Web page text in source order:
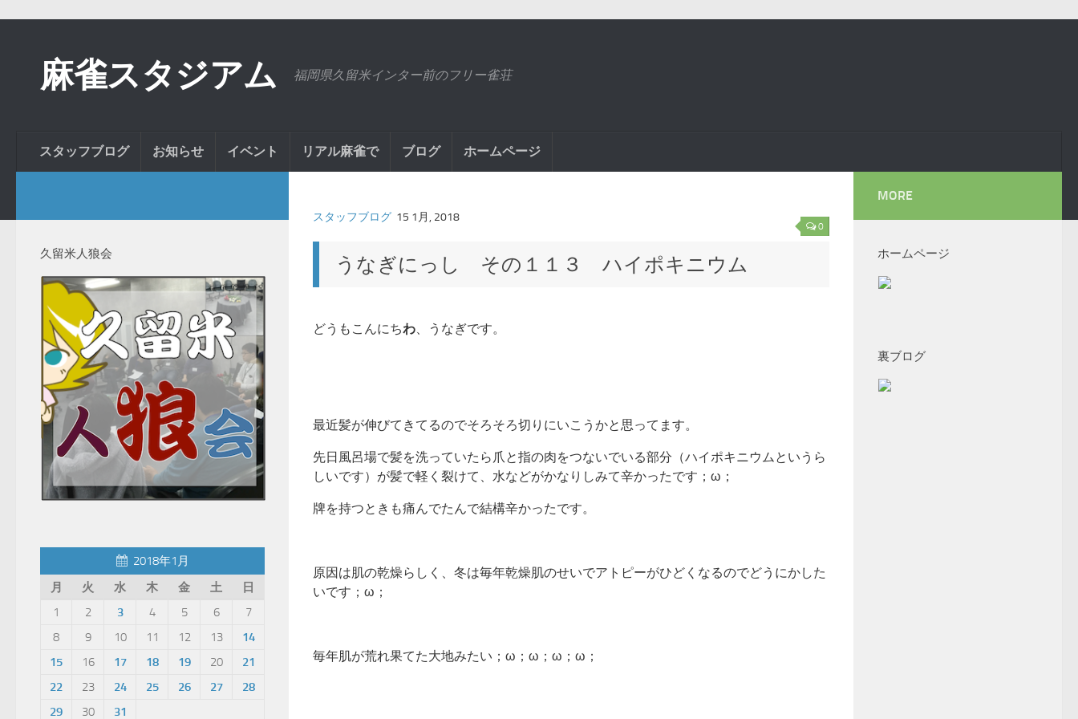
麻雀スタジアム 福岡県久留米インター前のフリー雀荘
スタッフブログ お知らせ イベント リアル麻雀で ブログ ホームページ
0
スタッフブログ 15 1月, 2018
うなぎにっし その１１３ ハイポキニウム
どうもこんにちわ、うなぎです。
最近髪が伸びてきてるのでそろそろ切りにいこうかと思ってます。
先日風呂場で髪を洗っていたら爪と指の肉をつないでいる部分（ハイポキニウムというら
しいです）が髪で軽く裂けて、水などがかなりしみて辛かったです；ω；
牌を持つときも痛んでたんで結構辛かったです。
原因は肌の乾燥らしく、冬は毎年乾燥肌のせいでアトピーがひどくなるのでどうにかした
いです；ω；
毎年肌が荒れ果てた大地みたい；ω；ω；ω；ω；
久留米人狼会
2018年1月
月
火 水 木 金 土 日
1 2 3 4 5 6
7
8
9 10 11 12 13
14
15
16 17 18 19 20
21
22
23 24 25 26 27
28
29
30 31
MORE
ホームページ
裏ブログ